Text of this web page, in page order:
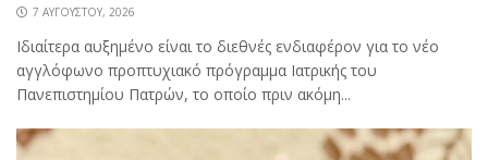
7 ΑΥΓΟΎΣΤΟΥ, 2026
Ιδιαίτερα αυξημένο είναι το διεθνές ενδιαφέρον για το νέο
αγγλόφωνο προπτυχιακό πρόγραμμα Ιατρικής του
Πανεπιστημίου Πατρών, το οποίο πριν ακόμη...